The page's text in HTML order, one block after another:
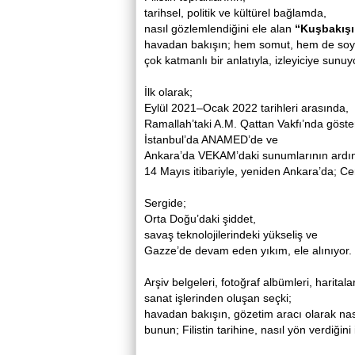
tarihsel, politik ve kültürel bağlamda,
nasıl gözlemlendiğini ele alan
havadan bakışın; hem somut, hem de
çok katmanlı bir anlatıyla, izleyiciye
İlk olarak;
Eylül 2021–Ocak 2022 tarihleri arasında,
Ramallah’taki A.M. Qattan Vakfı’nda
İstanbul’da ANAMED’de ve
Ankara’da VEKAM’daki sunumlarının
14 Mayıs itibariyle, yeniden Ankara’da;
Sergide;
Orta Doğu’daki şiddet,
savaş teknolojilerindeki yükseliş ve
Gazze’de devam eden yıkım, ele alınıyor.
Arşiv belgeleri, fotoğraf albümleri,
sanat işlerinden oluşan seçki;
havadan bakışın, gözetim aracı olarak
bunun; Filistin tarihine, nasıl yön verdiğini